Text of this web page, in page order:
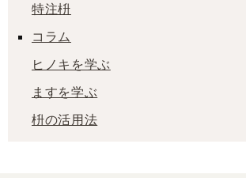
特注枡
コラム
ヒノキを学ぶ
ますを学ぶ
枡の活用法